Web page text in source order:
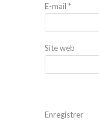
E-mail *
Site web
Enregistrer